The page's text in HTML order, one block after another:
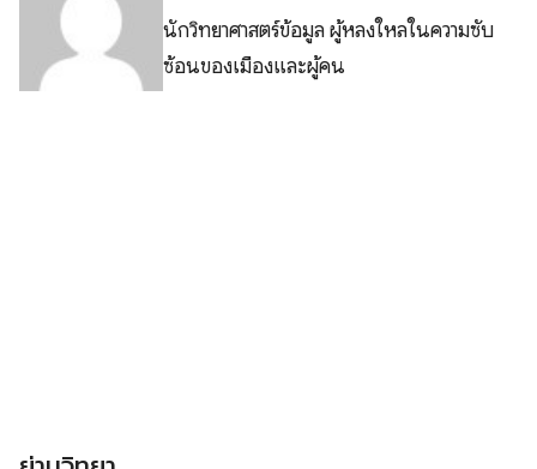
นักวิทยาศาสตร์ข้อมูล ผู้หลงใหลในความซับ
ซ้อนของเมืองและผู้คน